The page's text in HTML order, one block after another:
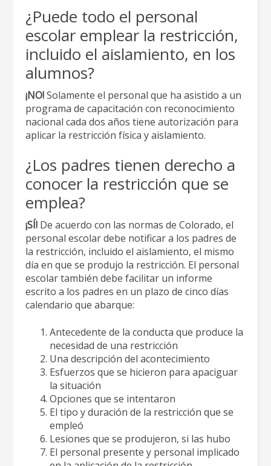
¿Puede todo el personal
escolar emplear la restricción,
incluido el aislamiento, en los
alumnos?
¡NO!Solamente el personal que ha asistido a un
programa de capacitación con reconocimiento
nacional cada dos años tiene autorización para
aplicar la restricción física y aislamiento.
¿Los padres tienen derecho a
conocer la restricción que se
emplea?
¡SÍ! De acuerdo con las normas de Colorado, el
personal escolar debe notificar a los padres de
la restricción, incluido el aislamiento, el mismo
día en que se produjo la restricción. El personal
escolar también debe facilitar un informe
escrito a los padres en un plazo de cinco días
calendario que abarque:
Antecedente de la conducta que produce la
necesidad de una restricción
Una descripción del acontecimiento
Esfuerzos que se hicieron para apaciguar
la situación
Opciones que se intentaron
El tipo y duración de la restricción que se
empleó
Lesiones que se produjeron, si las hubo
El personal presente y personal implicado